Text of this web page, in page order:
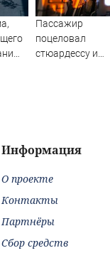
Пассажир
поцеловал
стюардессу и
Информация
О проекте
Контакты
Партнёры
Сбор средств